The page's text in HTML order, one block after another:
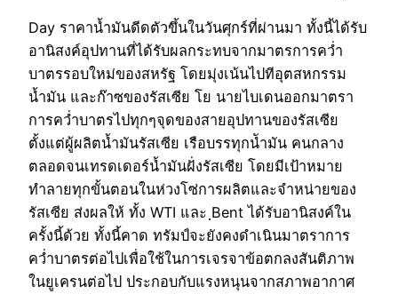
Day ราคาน้ำมันดีดตัวขึ้นในวันศุกร์ที่ผ่านมา ทั้งนี้ได้รับ
อานิสงค์อุปทานที่ได้รับผลกระทบจากมาตรการคว่ำ
บาตรรอบใหม่ของสหรัฐ โดยมุ่งเน้นไปทีอุตสหกรรม
น้ำมัน และก๊าซของรัสเซีย โย นายไบเดนออกมาตรา
การคว่ำบาตรไปทุกๆจุดของสายอุปทานของรัสเซีย
ตั้งแต่ผู้ผลิตน้ำมันรัสเซีย เรือบรรทุกนัำมัน คนกลาง
ตลอดจนเทรดเดอร์น้ำมันฝั่งรัสเซีย โดยมีเป้าหมาย
ทำลายทุกขั้นตอนในห่วงโซ่การผลิตและจำหน่ายของ
รัสเซีย ส่งผลให้ ทั้ง WTI และ ฺBent ได้รับอานิสงค์ใน
ครั้งนี้ด้วย ทั้งนี้คาด ทรัมป์จะยังคงดำเนินมาตราการ
คว่ำบาตรต่อไปเพื่อใช้ในการเจรจาข้อตกลงสันติภาพ
ในยูเครนต่อไป ประกอบกับแรงหนุนจากสภาพอากาศ